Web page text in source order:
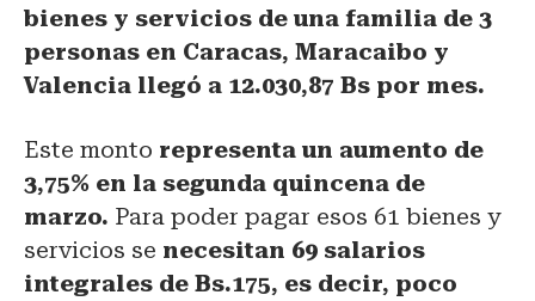
bienes y servicios de una familia de 3
personas en Caracas, Maracaibo y
Valencia llegó a 12.030,87 Bs por mes.
Este monto representa un aumento de
3,75% en la segunda quincena de
marzo. Para poder pagar esos 61 bienes y
servicios se necesitan 69 salarios
integrales de Bs.175, es decir, poco